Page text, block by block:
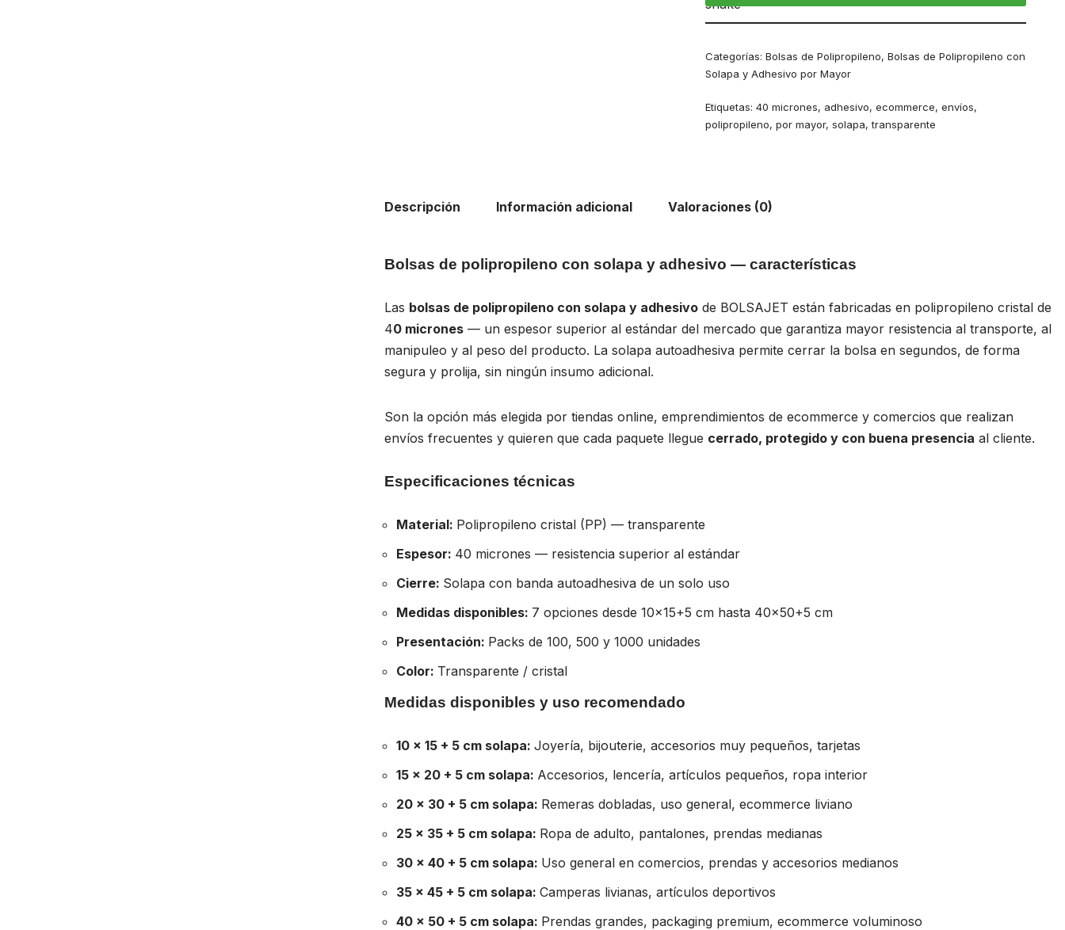
Categorías:Bolsas de Polipropileno,Bolsas de Polipropileno con
Solapa y Adhesivo por Mayor
Etiquetas:40 micrones, adhesivo,ecommerce,envíos,
polipropileno,por mayor,solapa,transparente
Descripción Información adicional Valoraciones (0)
Bolsas de polipropileno con solapa y adhesivo — características
Las bolsas de polipropileno con solapa y adhesivo de BOLSAJET están fabricadas en polipropileno cristal de
40 micrones — un espesor superior al estándar del mercado que garantiza mayor resistencia al transporte, al
manipuleo y al peso del producto. La solapa autoadhesiva permite cerrar la bolsa en segundos, de forma
segura y prolija, sin ningún insumo adicional.
Son la opción más elegida por tiendas online, emprendimientos de ecommerce y comercios que realizan
envíos frecuentes y quieren que cada paquete llegue cerrado, protegido y con buena presencia al cliente.
Especificaciones técnicas
Material: Polipropileno cristal (PP) — transparente
Espesor: 40 micrones — resistencia superior al estándar
Cierre: Solapa con banda autoadhesiva de un solo uso
Medidas disponibles: 7 opciones desde 10×15+5 cm hasta 40×50+5 cm
Presentación: Packs de 100, 500 y 1000 unidades
Color: Transparente / cristal
Medidas disponibles y uso recomendado
10 × 15 + 5 cm solapa:Joyería, bijouterie, accesorios muy pequeños, tarjetas
15 × 20 + 5 cm solapa: Accesorios, lencería, artículos pequeños, ropa interior
20 × 30 + 5 cm solapa: Remeras dobladas, uso general, ecommerce liviano
25 × 35 + 5 cm solapa: Ropa de adulto, pantalones, prendas medianas
30 × 40 + 5 cm solapa: Uso general en comercios, prendas y accesorios medianos
35 × 45 + 5 cm solapa:Camperas livianas, artículos deportivos
40 × 50 + 5 cm solapa: Prendas grandes, packaging premium, ecommerce voluminoso